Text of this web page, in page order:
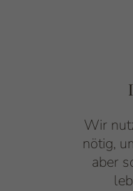
Wir
nötig,
aber